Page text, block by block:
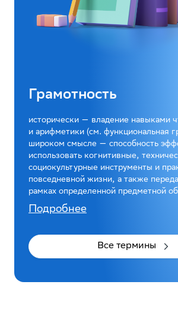
Грамотность
исторически — владение навыками
и арифметики (см. функциональная
широком смысле — способность
использовать когнитивные,
социокультурные инструменты и
повседневной жизни, а также
рамках определенной предметной
Подробнее
Все термины